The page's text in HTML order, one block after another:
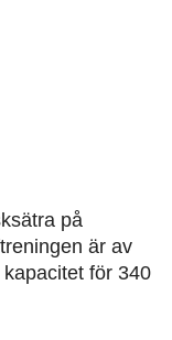
på
är av
för 340